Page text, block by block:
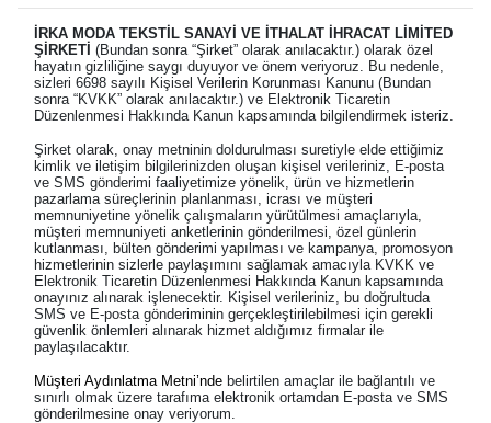
İRKA MODA TEKSTİL SANAYİ VE İTHALAT İHRACAT LİMİTED
ŞİRKETİ (Bundan sonra “Şirket” olarak anılacaktır.) olarak özel
hayatın gizliliğine saygı duyuyor ve önem veriyoruz. Bu nedenle,
sizleri 6698 sayılı Kişisel Verilerin Korunması Kanunu (Bundan
sonra “KVKK” olarak anılacaktır.) ve Elektronik Ticaretin
Düzenlenmesi Hakkında Kanun kapsamında bilgilendirmek isteriz.
Şirket olarak, onay metninin doldurulması suretiyle elde ettiğimiz
kimlik ve iletişim bilgilerinizden oluşan kişisel verileriniz, E-posta
ve SMS gönderimi faaliyetimize yönelik, ürün ve hizmetlerin
pazarlama süreçlerinin planlanması, icrası ve müşteri
memnuniyetine yönelik çalışmaların yürütülmesi amaçlarıyla,
müşteri memnuniyeti anketlerinin gönderilmesi, özel günlerin
kutlanması, bülten gönderimi yapılması ve kampanya, promosyon
hizmetlerinin sizlerle paylaşımını sağlamak amacıyla KVKK ve
Elektronik Ticaretin Düzenlenmesi Hakkında Kanun kapsamında
onayınız alınarak işlenecektir. Kişisel verileriniz, bu doğrultuda
SMS ve E-posta gönderiminin gerçekleştirilebilmesi için gerekli
güvenlik önlemleri alınarak hizmet aldığımız firmalar ile
paylaşılacaktır.
Müşteri Aydınlatma Metni’nde belirtilen amaçlar ile bağlantılı ve
sınırlı olmak üzere tarafıma elektronik ortamdan E-posta ve SMS
gönderilmesine onay veriyorum.